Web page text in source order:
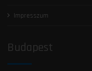
Impresszum
Budapest